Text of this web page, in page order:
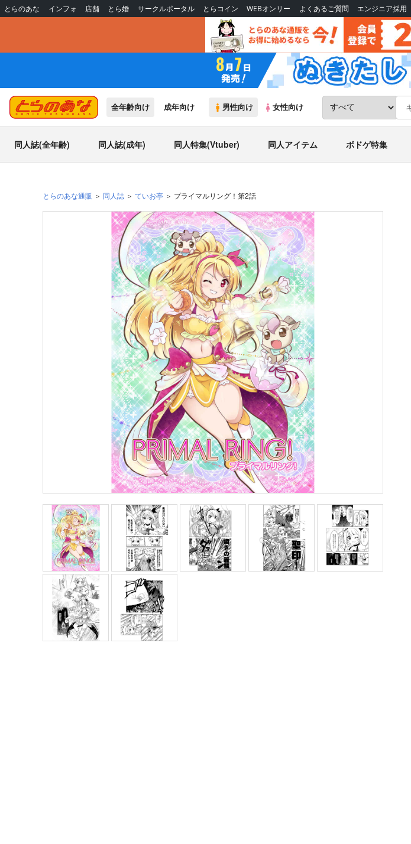
とらのあな インフォ 店舗 とら婚 サークルポータル とらコイン WEBオンリー よくあるご質問 エンジニア採用
全年齢向け 成年向け 男性向け 女性向け
同人誌(全年齢) 同人誌(成年) 同人特集(Vtuber) 同人アイテム ボドゲ特集
とらのあな通販 同人誌 ていお亭 プライマルリング！第2話